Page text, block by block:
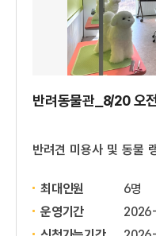
반려동물관_8/20 오
반려견 미용사 및 동물
최대인원
6명
운영기간